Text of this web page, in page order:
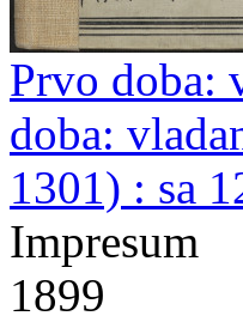
Prvo doba:
doba:
1301) : sa
Impresum
1899